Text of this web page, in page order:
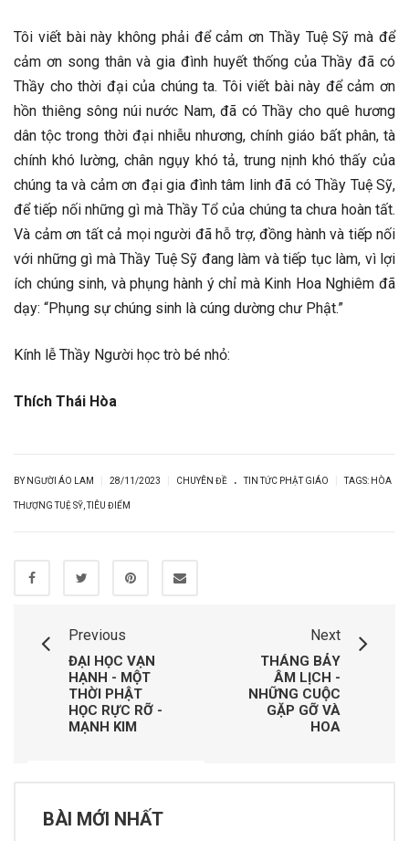
Tôi viết bài này không phải để cảm ơn Thầy Tuệ Sỹ mà để
cảm ơn song thân và gia đình huyết thống của Thầy đã có
Thầy cho thời đại của chúng ta. Tôi viết bài này để cảm ơn
hồn thiêng sông núi nước Nam, đã có Thầy cho quê hương
dân tộc trong thời đại nhiễu nhương, chính giáo bất phân, tà
chính khó lường, chân ngụy khó tả, trung nịnh khó thấy của
chúng ta và cảm ơn đại gia đình tâm linh đã có Thầy Tuệ Sỹ,
để tiếp nối những gì mà Thầy Tổ của chúng ta chưa hoàn tất.
Và cảm ơn tất cả mọi người đã hỗ trợ, đồng hành và tiếp nối
với những gì mà Thầy Tuệ Sỹ đang làm và tiếp tục làm, vì lợi
ích chúng sinh, và phụng hành ý chỉ mà Kinh Hoa Nghiêm đã
dạy: “Phụng sự chúng sinh là cúng dường chư Phật.”
Kính lễ Thầy Người học trò bé nhỏ:
Thích Thái Hòa
BY NGƯỜI ÁO LAM 28/11/2023 CHUYÊN ĐỀ . TIN TỨC PHẬT GIÁO TAGS: HÒA
THƯỢNG TUỆ SỸ ,TIÊU ĐIỂM
Previous
ĐẠI HỌC VẠN
HẠNH - MỘT
THỜI PHẬT
HỌC RỰC RỠ -
MẠNH KIM
Next
THÁNG BẢY
ÂM LỊCH -
NHỮNG CUỘC
GẶP GỠ VÀ
HOA
BÀI MỚI NHẤT